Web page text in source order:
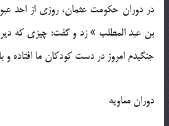
در دوران حکومت عثمان، روزی از احد
بن عبد المطلب » زد و گفت: چیزی که
جنگیدم امروز در دست کودکان ما افتاده و
دوران معاویه